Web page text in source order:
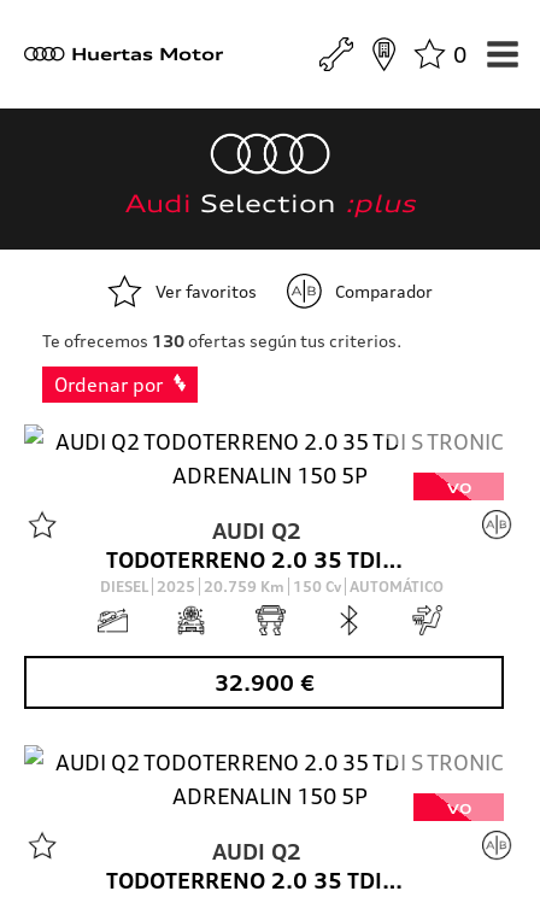
a Huertas Motor 0
Audi Selection :plus
Ver favoritos Comparador
Te ofrecemos 130ofertas según tus criterios.
Ordenar por
VO
AUDI Q2
TODOTERRENO 2.0 35 TDI S TRONIC ADRENALIN 150 5P
DIESEL 2025 20.759 Km 150 Cv AUTOMÁTICO
32.900 €
VO
AUDI Q2
TODOTERRENO 2.0 35 TDI S TRONIC ADRENALIN 150 5P